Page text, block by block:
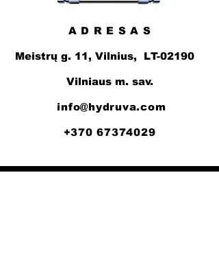
A D R E S A S
Meistrų g. 11, Vilnius, LT-02190
Vilniaus m. sav.
info@hydruva.com
+370 67374029